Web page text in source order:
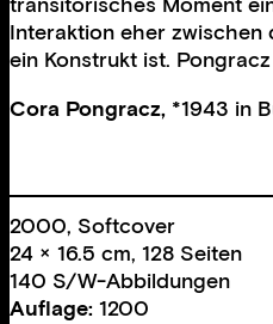
Interaktion eher zwischen
ein Konstrukt ist.
Cora Pongracz, *1943 in
2000, Softcover
24 × 16.5 cm, 128 Seiten
140 S/W-Abbildungen
Auflage: 1200